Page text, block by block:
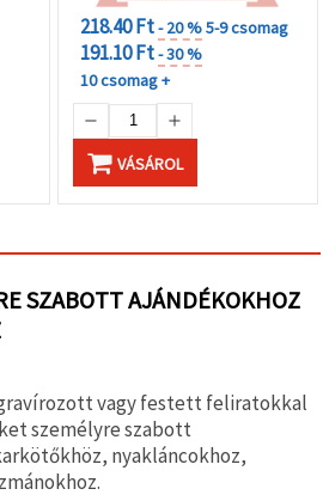
218.40 Ft- 20 %5-9 csomag
191.10 Ft- 30 %
10 csomag +
VÁSÁROL
SZABOTT AJÁNDÉKOKHOZ
vagy festett feliratokkal
személyre szabott
nyakláncokhoz,